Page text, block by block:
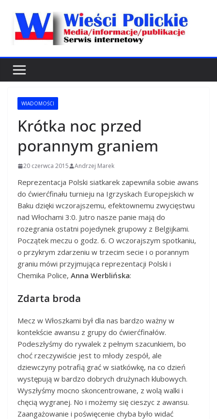
WIADOMOŚCI
Krótka noc przed
porannym graniem
20 czerwca 2015 Andrzej Marek
Reprezentacja Polski siatkarek zapewniła sobie awans
do ćwierćfinału turnieju na Igrzyskach Europejskich w
Baku dzięki wczorajszemu, efektownemu zwycięstwu
nad Włochami 3:0. Jutro nasze panie mają do
rozegrania ostatni pojedynek grupowy z Belgijkami.
Początek meczu o godz. 6. O wczorajszym spotkaniu,
o przykrym zdarzeniu w trzecim secie i o porannym
graniu mówi przyjmująca reprezentacji Polski i
Chemika Police, Anna Werblińska:
Zdarta broda
Mecz w Włoszkami był dla nas bardzo ważny w
kontekście awansu z grupy do ćwierćfinałów.
Podeszłyśmy do rywalek z pełnym szacunkiem, bo
choć rzeczywiście jest to młody zespół, ale
dziewczyny potrafią grać w siatkówkę, na co dzień
występują w bardzo dobrych drużynach klubowych.
Wyszłyśmy mocno skoncentrowane, z wolą walki i
chęcią wygranej. No i możemy się cieszyc z awansu.
Zaangażowanie i poświęcenie chyba było widać